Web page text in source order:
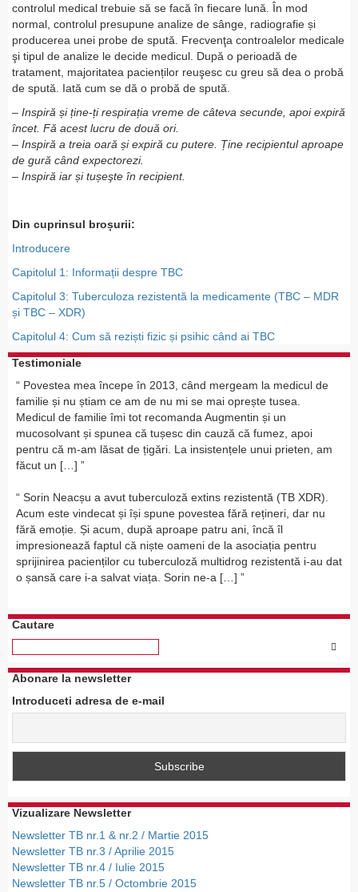
controlul medical trebuie să se facă în fiecare lună. În mod
normal, controlul presupune analize de sânge, radiografie și
producerea unei probe de spută. Frecvenţa controalelor medicale
şi tipul de analize le decide medicul. După o perioadă de
tratament, majoritatea pacienților reuşesc cu greu să dea o probă
de spută. Iată cum se dă o probă de spută.
– Inspiră și ține-ți respirația vreme de câteva secunde, apoi expiră
încet. Fă acest lucru de două ori.
– Inspiră a treia oară și expiră cu putere. Ține recipientul aproape
de gură când expectorezi.
– Inspiră iar și tușeşte în recipient.
Din cuprinsul broșurii:
Introducere
Capitolul 1: Informații despre TBC
Capitolul 3: Tuberculoza rezistentă la medicamente (TBC – MDR
și TBC – XDR)
Capitolul 4: Cum să reziști fizic și psihic când ai TBC
Testimoniale
Povestea mea începe în 2013, când mergeam la medicul de
familie și nu știam ce am de nu mi se mai oprește tusea.
Medicul de familie îmi tot recomanda Augmentin și un
mucosolvant și spunea că tușesc din cauză că fumez, apoi
pentru că m-am lăsat de țigări. La insistențele unui prieten, am
făcut un […]
Sorin Neacșu a avut tuberculoză extins rezistentă (TB XDR).
Acum este vindecat și își spune povestea fără rețineri, dar nu
fără emoție. Și acum, după aproape patru ani, încă îl
impresionează faptul că niște oameni de la asociația pentru
sprijinirea pacienților cu tuberculoză multidrog rezistentă i-au dat
o șansă care i-a salvat viața. Sorin ne-a […]
Cautare
Abonare la newsletter
Introduceti adresa de e-mail
Vizualizare Newsletter
Newsletter TB nr.1 & nr.2 / Martie 2015
Newsletter TB nr.3 / Aprilie 2015
Newsletter TB nr.4 / Iulie 2015
Newsletter TB nr.5 / Octombrie 2015